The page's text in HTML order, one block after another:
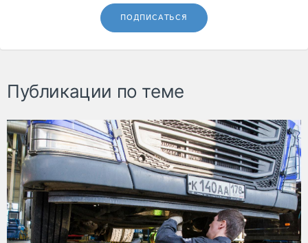
ПОДПИСАТЬСЯ
Публикации по теме